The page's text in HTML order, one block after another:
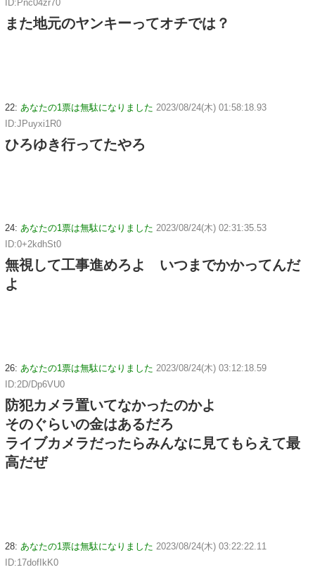
ID:Pnc04zr70
また地元のヤンキーってオチでは？
22: あなたの1票は無駄になりました 2023/08/24(木) 01:58:18.93
ID:JPuyxi1R0
ひろゆき行ってたやろ
24: あなたの1票は無駄になりました 2023/08/24(木) 02:31:35.53
ID:0+2kdhSt0
無視して工事進めろよ いつまでかかってんだ
よ
26: あなたの1票は無駄になりました 2023/08/24(木) 03:12:18.59
ID:2D/Dp6VU0
防犯カメラ置いてなかったのかよ
そのぐらいの金はあるだろ
ライブカメラだったらみんなに見てもらえて最
高だぜ
28: あなたの1票は無駄になりました 2023/08/24(木) 03:22:22.11
ID:17dofIkK0